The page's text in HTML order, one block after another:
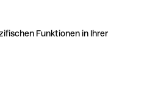
Funktionen in Ihrer